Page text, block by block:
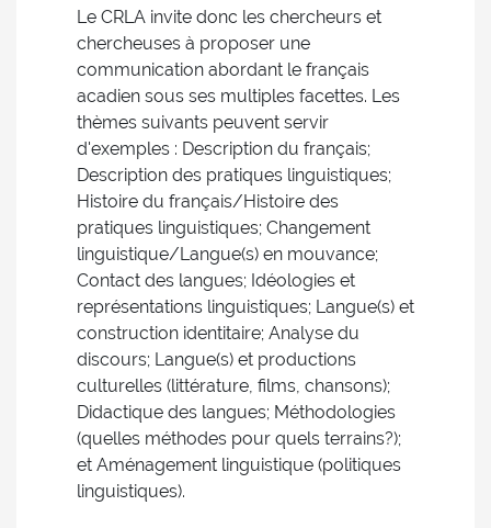
Le CRLA invite donc les chercheurs et
chercheuses à proposer une
communication abordant le français
acadien sous ses multiples facettes. Les
thèmes suivants peuvent servir
d'exemples : Description du français;
Description des pratiques linguistiques;
Histoire du français/Histoire des
pratiques linguistiques; Changement
linguistique/Langue(s) en mouvance;
Contact des langues; Idéologies et
représentations linguistiques; Langue(s) et
construction identitaire; Analyse du
discours; Langue(s) et productions
culturelles (littérature, films, chansons);
Didactique des langues; Méthodologies
(quelles méthodes pour quels terrains?);
et Aménagement linguistique (politiques
linguistiques).